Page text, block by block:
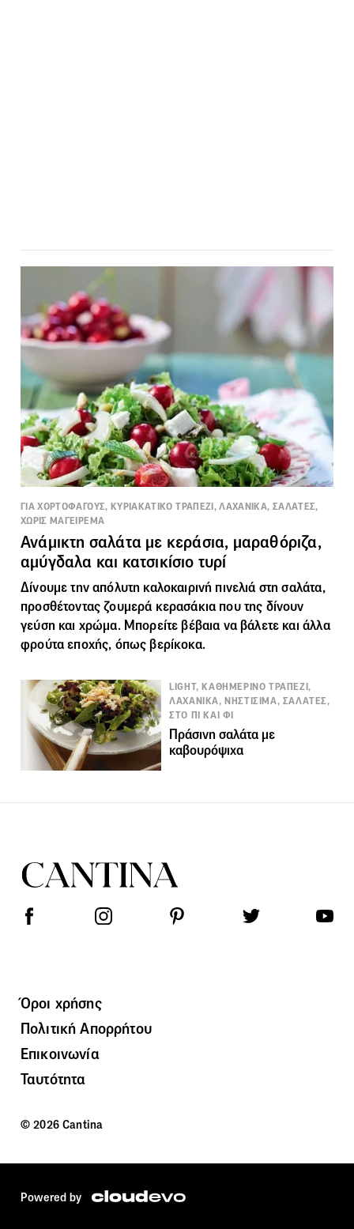
ΓΙΑ ΧΟΡΤΟΦΑΓΟΥΣ, ΚΥΡΙΑΚΑΤΙΚΟ ΤΡΑΠΕΖΙ, ΛΑΧΑΝΙΚΑ, ΣΑΛΑΤΕΣ,
ΧΩΡΙΣ ΜΑΓΕΙΡΕΜΑ
Ανάμικτη σαλάτα με κεράσια, μαραθόριζα,
αμύγδαλα και κατσικίσιο τυρί
Δίνουμε την απόλυτη καλοκαιρινή πινελιά στη σαλάτα,
προσθέτοντας ζουμερά κερασάκια που της δίνουν
γεύση και χρώμα. Μπορείτε βέβαια να βάλετε και άλλα
φρούτα εποχής, όπως βερίκοκα.
LIGHT, ΚΑΘΗΜΕΡΙΝΟ ΤΡΑΠΕΖΙ,
ΛΑΧΑΝΙΚΑ, ΝΗΣΤΙΣΙΜΑ, ΣΑΛΑΤΕΣ,
ΣΤΟ ΠΙ ΚΑΙ ΦΙ
Πράσινη σαλάτα με
καβουρόψιχα
Όροι χρήσης
Πολιτική Απορρήτου
Επικοινωνία
Ταυτότητα
© 2026 Cantina
Powered by